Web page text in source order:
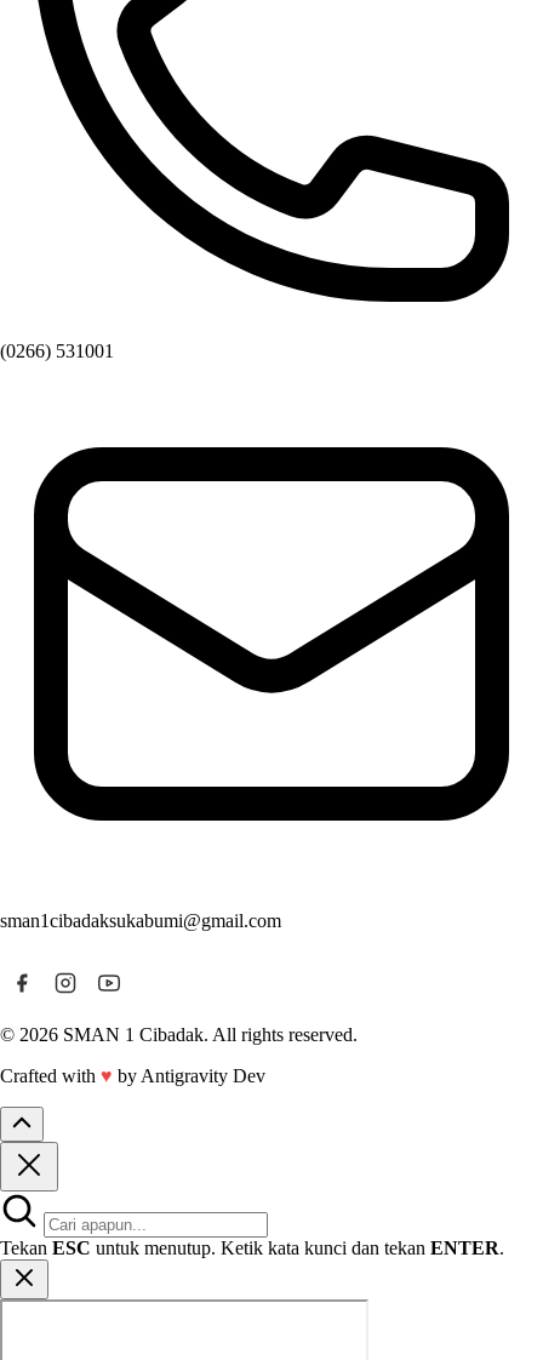
(0266) 531001
sman1cibadaksukabumi@gmail.com
© 2026 SMAN 1 Cibadak. All rights reserved.
Crafted with ♥ by Antigravity Dev
Tekan ESC untuk menutup. Ketik kata kunci dan tekan ENTER.